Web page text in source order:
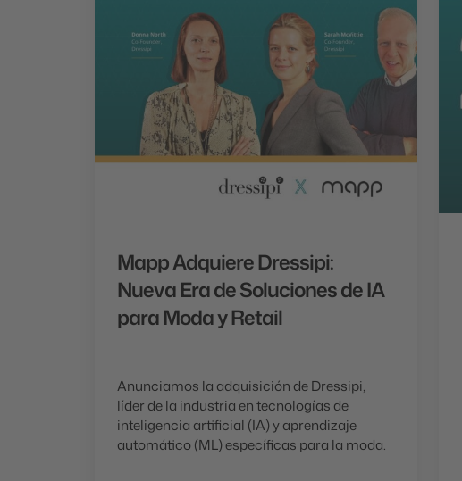
Mapp Adquiere Dressipi:
Nueva Era de Soluciones de IA
para Moda y Retail
Anunciamos la adquisición de Dressipi,
líder de la industria en tecnologías de
inteligencia artificial (IA) y aprendizaje
automático (ML) específicas para la moda.